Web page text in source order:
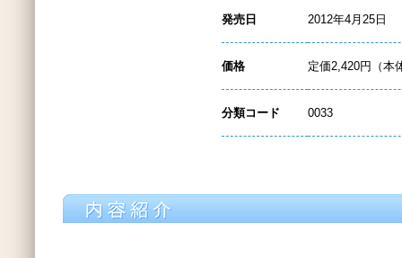
発売日 2012年4月25日
価格 定価2,420円（本
分類コード 0033